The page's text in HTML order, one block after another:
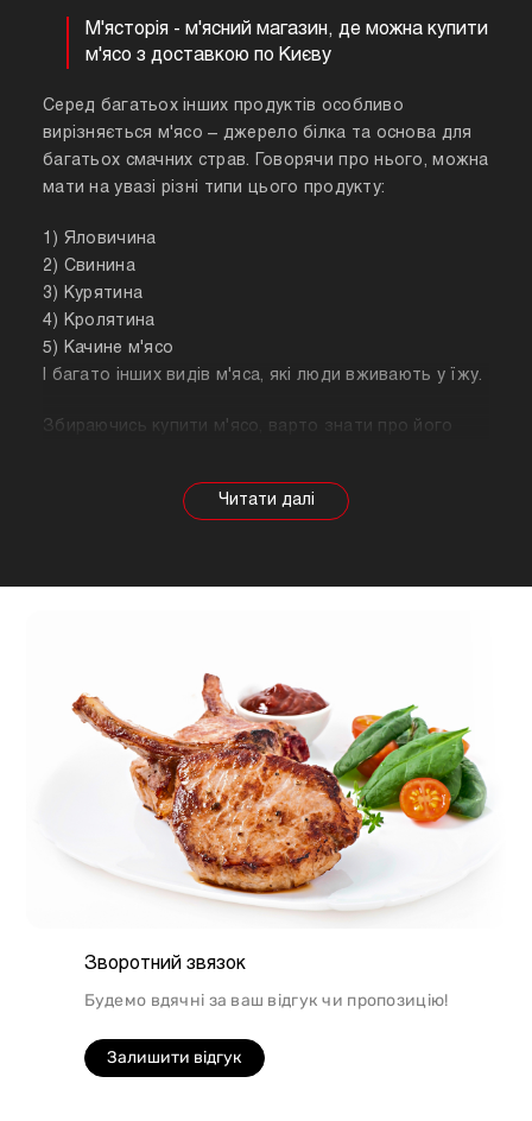
М'ясторія - м'ясний магазин, де можна купити
м'ясо з доставкою по Києву
Серед багатьох інших продуктів особливо
вирізняється м'ясо – джерело білка та основа для
багатьох смачних страв. Говорячи про нього, можна
мати на увазі різні типи цього продукту:
1) Яловичина
2) Свинина
3) Курятина
4) Кролятина
5) Качине м'ясо
І багато інших видів м'яса, які люди вживають у їжу.
Збираючись купити м'ясо, варто знати про його
залежності від тварини властивості продукту
будуть змінюватися, так само як рекомендації
підійде для людей, які сидять на дієті.
Зворотний звязок
Будемо вдячні за ваш відгук чи пропозицію!
Залишити відгук